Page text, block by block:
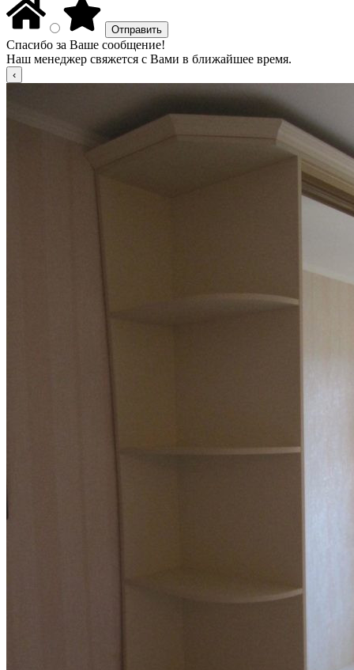
Спасибо за Ваше сообщение!
Наш менеджер свяжется с Вами в ближайшее время.